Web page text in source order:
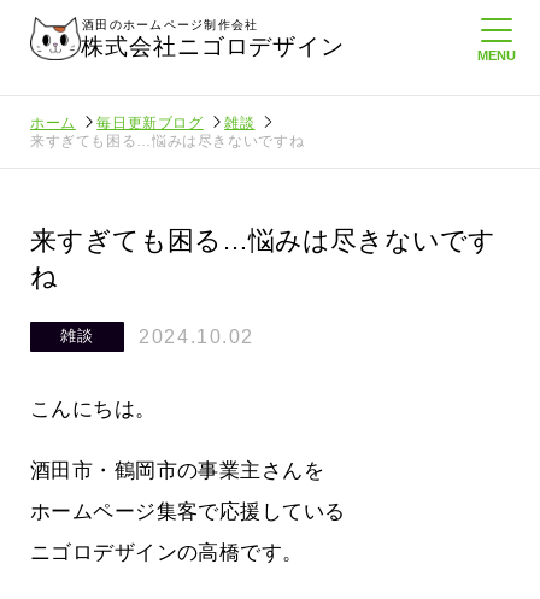
酒田のホームページ制作会社
株式会社ニゴロデザイン
ホーム 毎日更新ブログ
雑談
来すぎても困る…悩みは尽きないですね
来すぎても困る…悩みは尽きないです
ね
雑談 2024.10.02
こんにちは。
酒田市・鶴岡市の事業主さんを
ホームページ集客で応援している
ニゴロデザインの高橋です。
より利
まって
酒田商工会議所さんへニゴロ通信を持
って行くときって8～9割方雨なんです
よね